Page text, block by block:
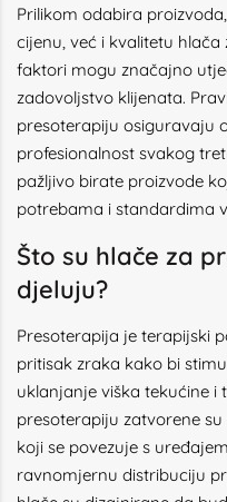
Prilikom odabira
cijenu, već i kvalitetu
faktori mogu značajno
zadovoljstvo klijenata.
presoterapiju osiguravaju
profesionalnost svakog
pažljivo birate proizvode
potrebama i standardima
Što su hlače za
djeluju?
Presoterapija je terapijski
pritisak zraka kako bi
uklanjanje viška tekućine i
presoterapiju zatvorene
koji se povezuje s
ravnomjernu distribuciju